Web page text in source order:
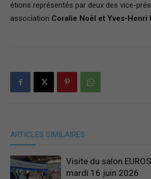
étions représentés par deux des vice-
association Coralie Noël et Yves-Henri
ARTICLES SIMILAIRES
Visite du salon
mardi 16 juin 2026